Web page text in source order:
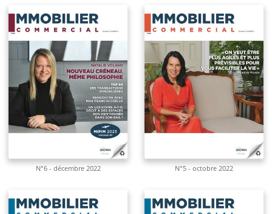
N°6 - décembre 2022 N°5 - octobre 2022